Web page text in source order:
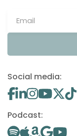
Social media:
Podcast: